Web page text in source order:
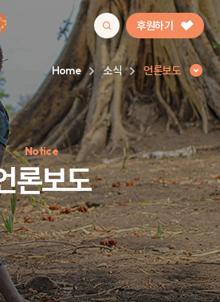
후원하기
스#캠페인#팬덤후원
Home 소식 언론보도
Notice
론보도